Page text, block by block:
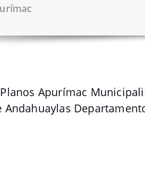
Apurímac
Andahuaylas